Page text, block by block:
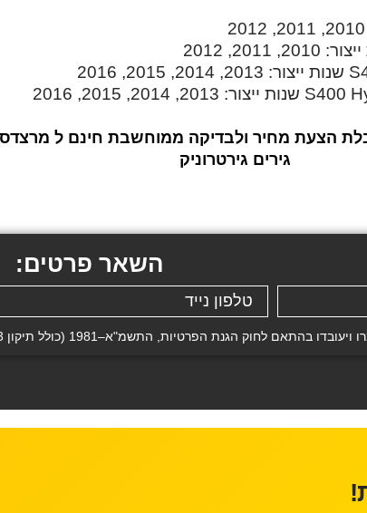
גירים גירטרוניק
השאר פרטים:
לחוק הגנת הפרטיות, התשמ"א–1981 (כולל תיקון 13), ובהתאם ל